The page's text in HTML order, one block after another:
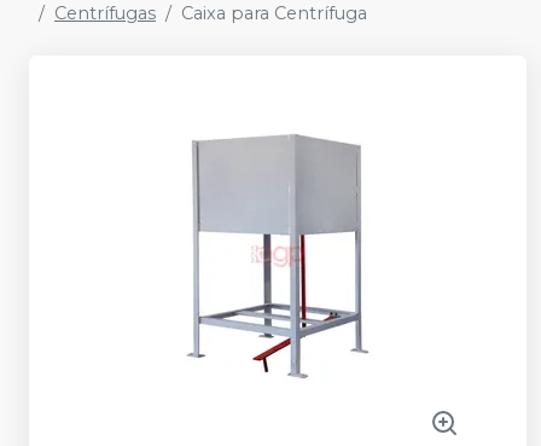
Centrífugas
Caixa para Centrífuga